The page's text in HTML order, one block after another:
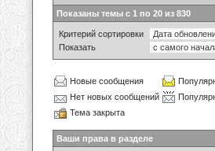
Показаны темы с 1 по 20 из 830
Критерий сортировки
Показать
Новые сообщения
Нет новых сообщений
Тема закрыта
Ваши права в разделе